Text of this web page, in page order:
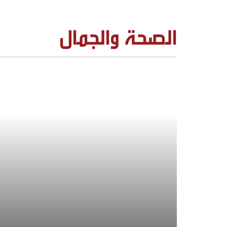
الصحة والجمال